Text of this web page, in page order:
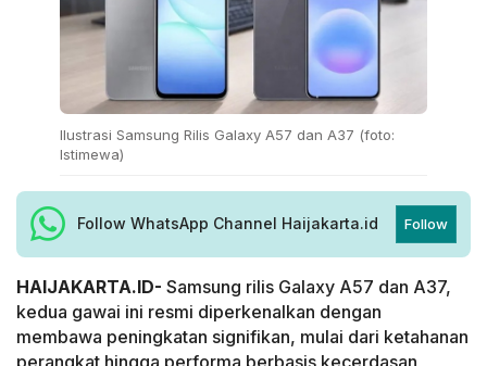
Ilustrasi Samsung Rilis Galaxy A57 dan A37 (foto:
Istimewa)
Follow WhatsApp Channel Haijakarta.id Follow
HAIJAKARTA.ID- Samsung rilis Galaxy A57 dan A37,
kedua gawai ini resmi diperkenalkan dengan
membawa peningkatan signifikan, mulai dari ketahanan
perangkat hingga performa berbasis kecerdasan